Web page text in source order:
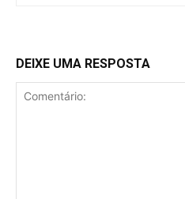
DEIXE UMA RESPOSTA